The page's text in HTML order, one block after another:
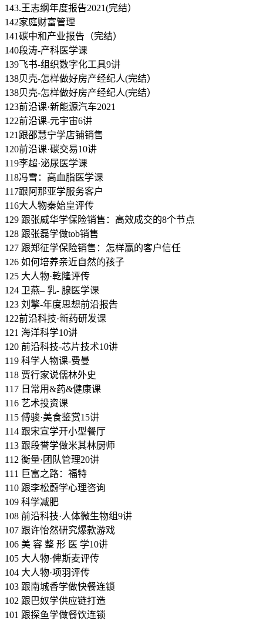
143.王志纲年度报告2021(完结）
142家庭财富管理
141碳中和产业报告（完结）
140段涛-产科医学课
139飞书-组织数字化工具9讲
138贝壳-怎样做好房产经纪人(完结）
138贝壳-怎样做好房产经纪人(完结）
123前沿课·新能源汽车2021
122前沿课-元宇宙6讲
121跟邵慧宁学店铺销售
120前沿课·碳交易10讲
119李超·泌尿医学课
118冯雪：高血脂医学课
117跟阿那亚学服务客户
116大人物秦始皇评传
129 跟张威华学保险销售：高效成交的8个节点
128 跟张磊学做tob销售
127 跟郑征学保险销售：怎样赢的客户信任
126 如何培养亲近自然的孩子
125 大人物·乾隆评传
124 卫燕– 乳- 腺医学课
123 刘擎-年度思想前沿报告
122前沿科技·新药研发课
121 海洋科学10讲
120 前沿科技-芯片技术10讲
119 科学人物课-费曼
118 贾行家说儒林外史
117 日常用&药&健康课
116 艺术投资课
115 傅骏·美食鉴赏15讲
114 跟宋宣学开小型餐厅
113 跟段誉学做米其林厨师
112 衡量·团队管理20讲
111 巨富之路：福特
110 跟李松蔚学心理咨询
109 科学减肥
108 前沿科技·人体微生物组9讲
107 跟许怡然研究爆款游戏
106 美 容 整 形 医 学10讲
105 大人物·俾斯麦评传
104 大人物·项羽评传
103 跟南城香学做快餐连锁
102 跟巴奴学供应链打造
101 跟探鱼学做餐饮连锁